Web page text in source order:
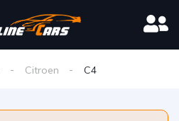
Citroen C4